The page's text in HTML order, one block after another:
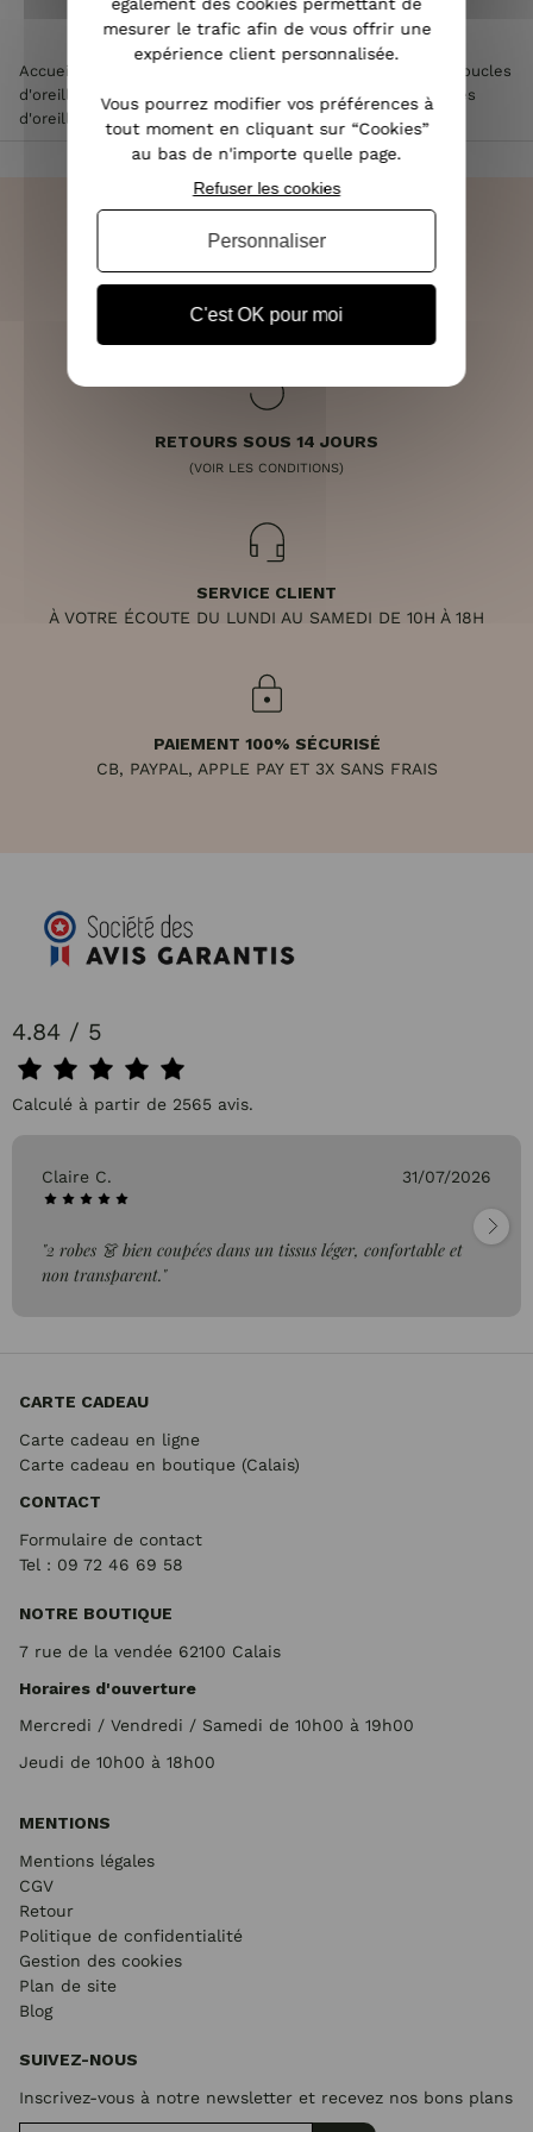
Accueil
Boucles
d'oreilles femme
Boucles d'oreilles acier femme
Boucles
d'oreilles lune acier doré et vert
LIVRAISON RAPIDE
OFFERTE DÈS 70€
RETOURS SOUS 14 JOURS
(VOIR LES CONDITIONS)
SERVICE CLIENT
À VOTRE ÉCOUTE DU LUNDI AU SAMEDI DE 10H À 18H
PAIEMENT 100% SÉCURISÉ
CB, PAYPAL, APPLE PAY ET 3X SANS FRAIS
4.84 / 5
Calculé à partir de 2565 avis.
Claire C. 31/07/2026
"2 robes 👗 bien coupées dans un tissus léger, confortable et
non transparent."
CARTE CADEAU
Carte cadeau en ligne
Carte cadeau en boutique (Calais)
CONTACT
Formulaire de contact
Tel : 09 72 46 69 58
NOTRE BOUTIQUE
7 rue de la vendée 62100 Calais
Horaires d'ouverture
Mercredi / Vendredi / Samedi de 10h00 à 19h00
Jeudi de 10h00 à 18h00
MENTIONS
Mentions légales
CGV
Retour
Politique de confidentialité
Gestion des cookies
Plan de site
Blog
SUIVEZ-NOUS
Inscrivez-vous à notre newsletter et recevez nos bons plans
mesurer le trafic afin de vous offrir une
expérience client personnalisée.
Vous pourrez modifier vos préférences à
tout moment en cliquant sur “Cookies”
au bas de n'importe quelle page.
C'est OK pour moi
Refuser les cookies
Personnaliser